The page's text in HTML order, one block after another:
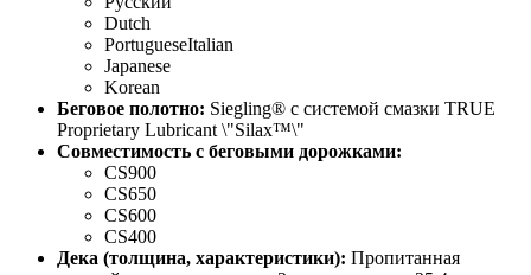
Dutch
PortugueseItalian
Japanese
Korean
Беговое полотно: Siegling® с системой смазки TRUE
Proprietary Lubricant \"Silax™\"
Совместимость с беговыми дорожками:
CS900
CS650
CS600
CS400
Дека (толщина, характеристики): Пропитанная